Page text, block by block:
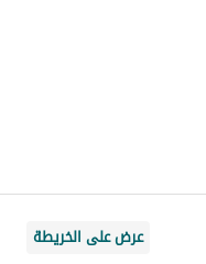
عرض على الخريطة